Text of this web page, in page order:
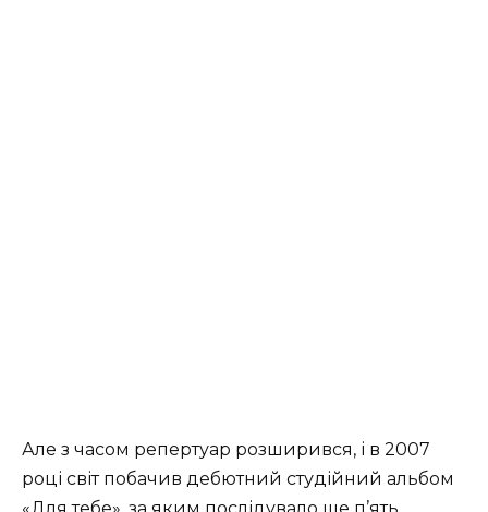
Але з часом репертуар розширився, і в 2007
році світ побачив дебютний студійний альбом